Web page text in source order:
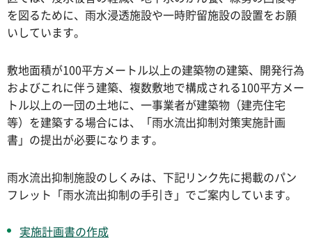
を図るために、雨水浸透施設や一時貯留施設の設置をお願
いしています。
敷地面積が100平方メートル以上の建築物の建築、開発行為
およびこれに伴う建築、複数敷地で構成される100平方メー
トル以上の一団の土地に、一事業者が建築物（建売住宅
等）を建築する場合には、「雨水流出抑制対策実施計画
書」の提出が必要になります。
雨水流出抑制施設のしくみは、下記リンク先に掲載のパン
フレット「雨水流出抑制の手引き」でご案内しています。
実施計画書の作成